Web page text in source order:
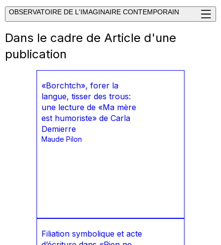
OBSERVATOIRE DE L'IMAGINAIRE CONTEMPORAIN
Dans le cadre de Article d'une
publication
«Borchtch», forer la
langue, tisser des trous:
une lecture de «Ma mère
est humoriste» de Carla
Demierre
Maude Pilon
Filiation symbolique et acte